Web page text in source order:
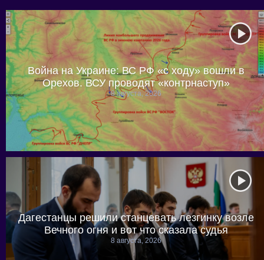
Война на Украине: ВС РФ «с ходу» вошли в
Орехов. ВСУ проводят «контрнаступ»
8 августа, 2026
Дагестанцы решили станцевать лезгинку возле
Вечного огня и вот что сказала судья
8 августа, 2026